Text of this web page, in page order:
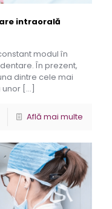
intraorală
modul în
În prezent,
dintre cele mai
[…]
Află mai multe